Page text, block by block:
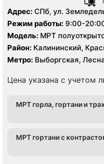
Адрес: СПб, ул.
Режим работы: 9:00-
Модель: МРТ
Espree 1.5 Тесла
Район: Калининский,
Метро: Выборгская,
Цена указана с учетом
МРТ горла, гортани и
МРТ гортани с